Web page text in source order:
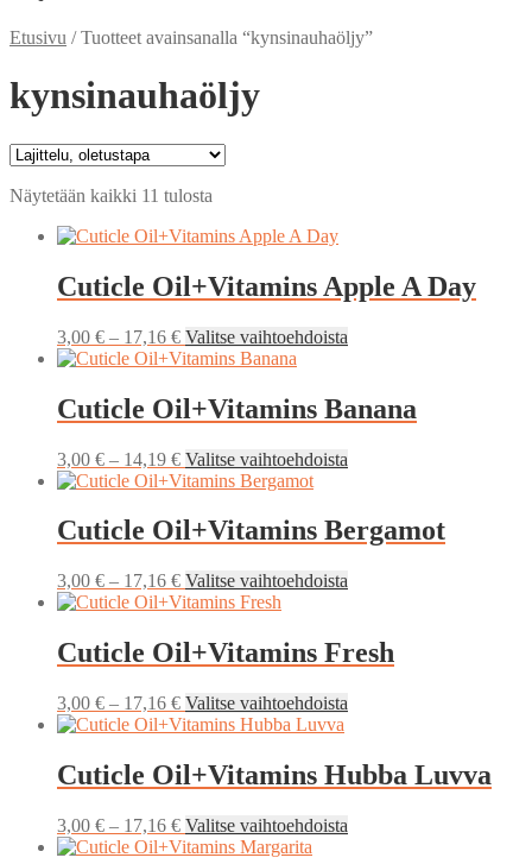
Etusivu /Tuotteet avainsanalla “kynsinauhaöljy”
kynsinauhaöljy
Näytetään kaikki 11 tulosta
Cuticle Oil+Vitamins Apple A Day
3,00 € – 17,16 €Hintaluokka:
3,00 €
17,16 €
Valitse vaihtoehdoista
muunnelma.
tehdä
sivulla.
Cuticle Oil+Vitamins Banana
3,00 € – 14,19 €Hintaluokka:
3,00 €
14,19 €
Valitse vaihtoehdoista
useampi
muunnelma.
tehdä
sivulla.
Cuticle Oil+Vitamins Bergamot
3,00 € – 17,16 €Hintaluokka:
3,00 €
17,16 €
Valitse vaihtoehdoista
useampi
muunnelma.
tehdä
sivulla.
Cuticle Oil+Vitamins Fresh
3,00 € – 17,16 €Hintaluokka:
3,00 €
17,16 €
Valitse vaihtoehdoista
useampi
muunnelma.
tehdä
Cuticle Oil+Vitamins Hubba Luvva
3,00 € – 17,16 €Hintaluokka:
3,00 €
Valitse vaihtoehdoista